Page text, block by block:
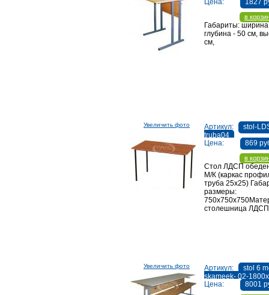
Цена:
1827
в
Габариты:
глубина - 50 см,
см,
Увеличить фото Артикул:
stol-
truba04
Цена:
869
в
Стол ЛДСП
М/К (каркас
труба 25х25)
размеры:
столешница
Увеличить фото Артикул:
stol 6
skameek- 02-
Цена:
8001